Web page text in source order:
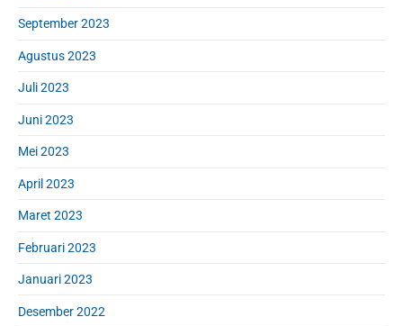
September 2023
Agustus 2023
Juli 2023
Juni 2023
Mei 2023
April 2023
Maret 2023
Februari 2023
Januari 2023
Desember 2022